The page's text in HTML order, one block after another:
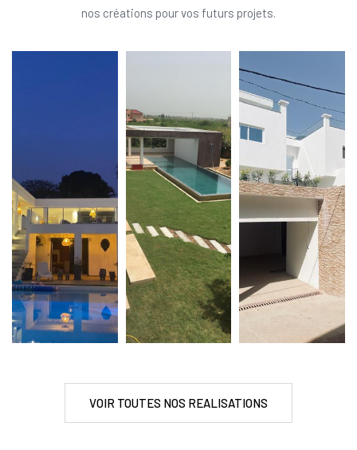
nos créations pour vos futurs projets.
VOIR TOUTES NOS REALISATIONS